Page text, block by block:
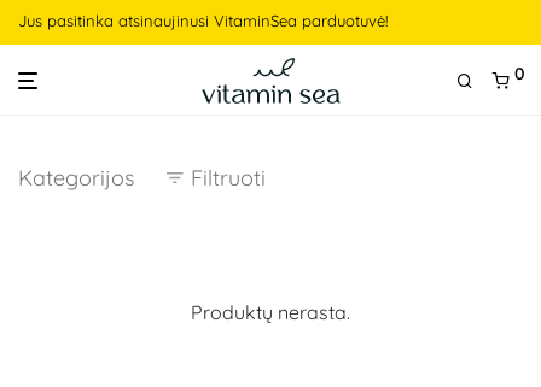
Jus pasitinka atsinaujinusi VitaminSea parduotuvė!
0
Kategorijos Filtruoti
Produktų nerasta.